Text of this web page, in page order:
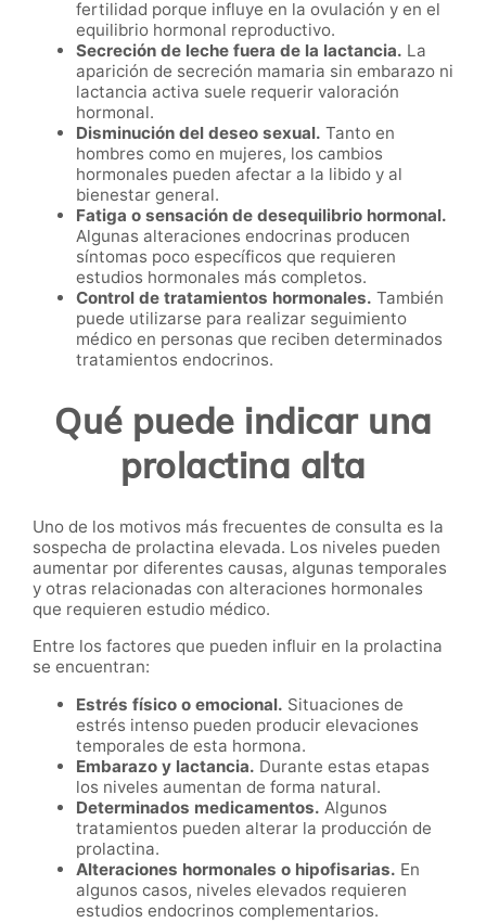
fertilidad porque influye en la ovulación y en el
equilibrio hormonal reproductivo.
Secreción de leche fuera de la lactancia. La
aparición de secreción mamaria sin embarazo ni
lactancia activa suele requerir valoración
hormonal.
Disminución del deseo sexual. Tanto en
hombres como en mujeres, los cambios
hormonales pueden afectar a la libido y al
bienestar general.
Fatiga o sensación de desequilibrio hormonal.
Algunas alteraciones endocrinas producen
síntomas poco específicos que requieren
estudios hormonales más completos.
Control de tratamientos hormonales. También
puede utilizarse para realizar seguimiento
médico en personas que reciben determinados
tratamientos endocrinos.
Qué puede indicar una
prolactina alta
Uno de los motivos más frecuentes de consulta es la
sospecha de prolactina elevada. Los niveles pueden
aumentar por diferentes causas, algunas temporales
y otras relacionadas con alteraciones hormonales
que requieren estudio médico.
Entre los factores que pueden influir en la prolactina
se encuentran:
Estrés físico o emocional. Situaciones de
estrés intenso pueden producir elevaciones
temporales de esta hormona.
Embarazo y lactancia. Durante estas etapas
los niveles aumentan de forma natural.
Determinados medicamentos. Algunos
tratamientos pueden alterar la producción de
prolactina.
Alteraciones hormonales o hipofisarias. En
algunos casos, niveles elevados requieren
estudios endocrinos complementarios.